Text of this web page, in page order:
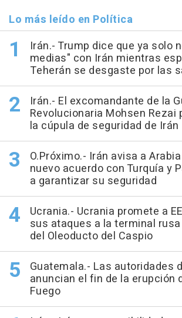
Lo más leído en Política
Irán.- Trump dice que ya solo
medias" con Irán mientras
Teherán se desgaste por las
Irán.- El excomandante de la
Revolucionaria Mohsen Rezai
la cúpula de seguridad de Irán
O.Próximo.- Irán avisa a
nuevo acuerdo con Turquía y
a garantizar su seguridad
Ucrania.- Ucrania promete a
sus ataques a la terminal
del Oleoducto del Caspio
Guatemala.- Las autoridades
anuncian el fin de la erupción
Fuego